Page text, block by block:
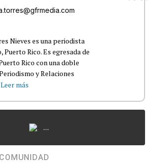
Nieves es una periodista
Puerto Rico. Es egresada de
Rico con una doble
y Relaciones
Leer más
...